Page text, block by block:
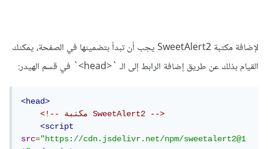
لإضافة مكتبة SweetAlert2 يجب أن تبدأ بتضمينها في الصفحة، يمكنك
القيام بذلك عن طريق إضافة الرابط إلى الـ `<head>` في قسم الهيدر:
<head>
<!-- مكتبة SweetAlert2 -->
<script
src="https://cdn.jsdelivr.net/npm/sweetalert2@1